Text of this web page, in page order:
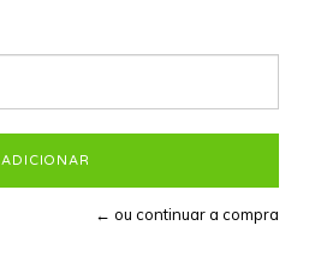
← ou continuar a compra